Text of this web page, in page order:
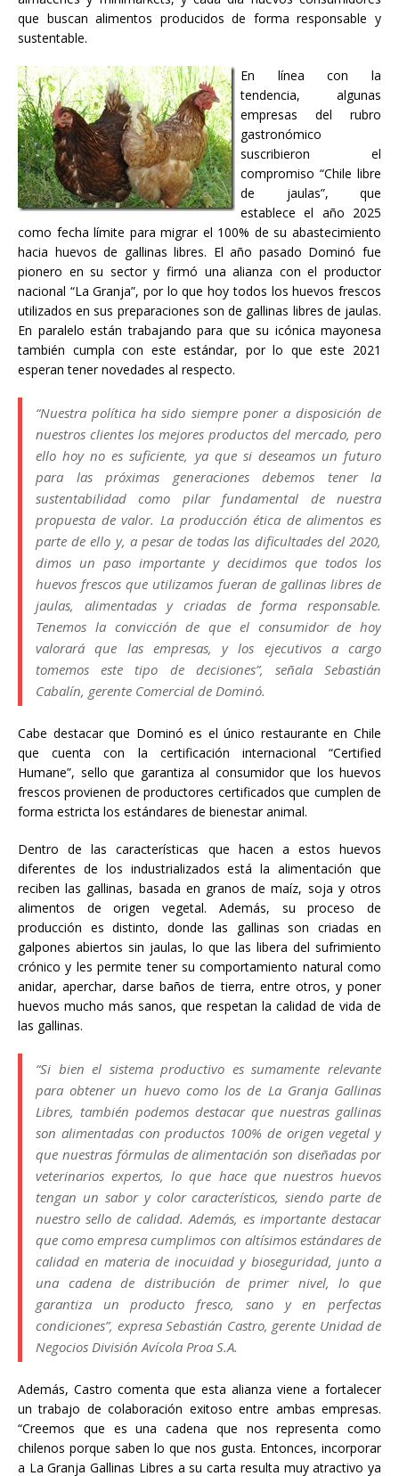
que buscan alimentos producidos de forma responsable y
sustentable.
En línea con la
tendencia, algunas
empresas del rubro
gastronómico
suscribieron el
compromiso “Chile libre
de jaulas”, que
establece el año 2025
como fecha límite para migrar el 100% de su abastecimiento
hacia huevos de gallinas libres. El año pasado Dominó fue
pionero en su sector y firmó una alianza con el productor
nacional “La Granja”, por lo que hoy todos los huevos frescos
utilizados en sus preparaciones son de gallinas libres de jaulas.
En paralelo están trabajando para que su icónica mayonesa
también cumpla con este estándar, por lo que este 2021
esperan tener novedades al respecto.
“Nuestra política ha sido siempre poner a disposición de
nuestros clientes los mejores productos del mercado, pero
ello hoy no es suficiente, ya que si deseamos un futuro
para las próximas generaciones debemos tener la
sustentabilidad como pilar fundamental de nuestra
propuesta de valor. La producción ética de alimentos es
parte de ello y, a pesar de todas las dificultades del 2020,
dimos un paso importante y decidimos que todos los
huevos frescos que utilizamos fueran de gallinas libres de
jaulas, alimentadas y criadas de forma responsable.
Tenemos la convicción de que el consumidor de hoy
valorará que las empresas, y los ejecutivos a cargo
tomemos este tipo de decisiones”, señala Sebastián
Cabalín, gerente Comercial de Dominó.
Cabe destacar que Dominó es el único restaurante en Chile
que cuenta con la certificación internacional “Certified
Humane”, sello que garantiza al consumidor que los huevos
frescos provienen de productores certificados que cumplen de
forma estricta los estándares de bienestar animal.
Dentro de las características que hacen a estos huevos
diferentes de los industrializados está la alimentación que
reciben las gallinas, basada en granos de maíz, soja y otros
alimentos de origen vegetal. Además, su proceso de
producción es distinto, donde las gallinas son criadas en
galpones abiertos sin jaulas, lo que las libera del sufrimiento
crónico y les permite tener su comportamiento natural como
anidar, aperchar, darse baños de tierra, entre otros, y poner
huevos mucho más sanos, que respetan la calidad de vida de
las gallinas.
“Si bien el sistema productivo es sumamente relevante
para obtener un huevo como los de La Granja Gallinas
Libres, también podemos destacar que nuestras gallinas
son alimentadas con productos 100% de origen vegetal y
que nuestras fórmulas de alimentación son diseñadas por
veterinarios expertos, lo que hace que nuestros huevos
tengan un sabor y color característicos, siendo parte de
nuestro sello de calidad. Además, es importante destacar
que como empresa cumplimos con altísimos estándares de
calidad en materia de inocuidad y bioseguridad, junto a
una cadena de distribución de primer nivel, lo que
garantiza un producto fresco, sano y en perfectas
condiciones”, expresa Sebastián Castro, gerente Unidad de
Negocios División Avícola Proa S.A.
Además, Castro comenta que esta alianza viene a fortalecer
un trabajo de colaboración exitoso entre ambas empresas.
“Creemos que es una cadena que nos representa como
chilenos porque saben lo que nos gusta. Entonces, incorporar
a La Granja Gallinas Libres a su carta resulta muy atractivo ya